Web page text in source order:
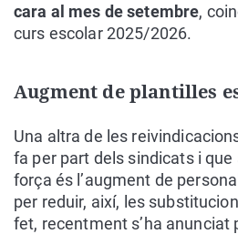
cara al mes de setembre,
curs escolar 2025/2026.
Augment de plantilles
Una altra de les
fa per part dels sindicats i
força és l’augment de
per reduir, així, les
fet, recentment s’ha anunciat